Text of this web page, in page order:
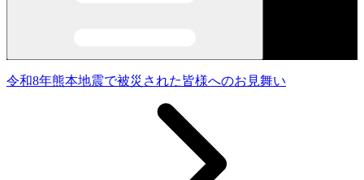
令和8年熊本地震で被災された皆様へのお見舞い